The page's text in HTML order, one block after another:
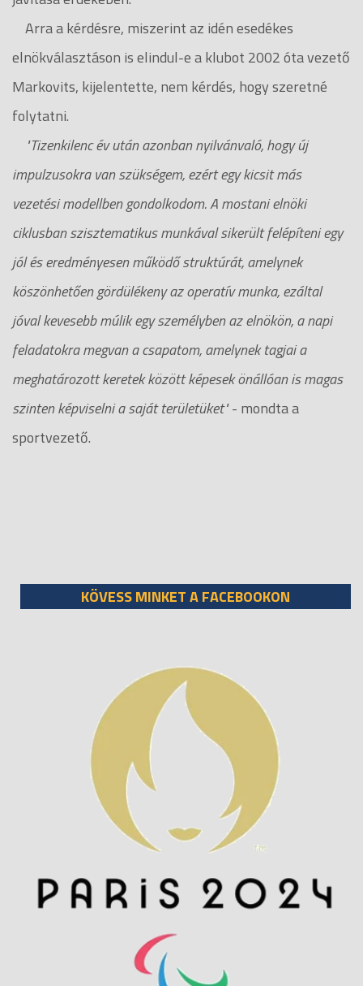
Arra a kérdésre, miszerint az idén esedékes
elnökválasztáson is elindul-e a klubot 2002 óta vezető
Markovits, kijelentette, nem kérdés, hogy szeretné
folytatni.
"Tizenkilenc év után azonban nyilvánvaló, hogy új
impulzusokra van szükségem, ezért egy kicsit más
vezetési modellben gondolkodom. A mostani elnöki
ciklusban szisztematikus munkával sikerült felépíteni egy
jól és eredményesen működő struktúrát, amelynek
köszönhetően gördülékeny az operatív munka, ezáltal
jóval kevesebb múlik egy személyben az elnökön, a napi
feladatokra megvan a csapatom, amelynek tagjai a
meghatározott keretek között képesek önállóan is magas
szinten képviselni a saját területüket"- mondta a
sportvezető.
KÖVESS MINKET A FACEBOOKON